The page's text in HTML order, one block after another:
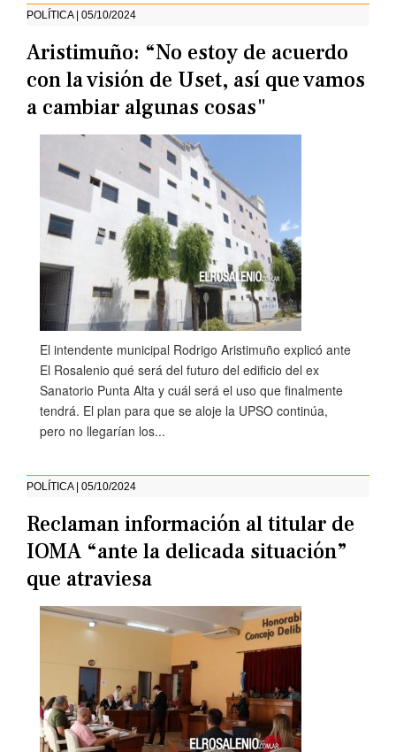
POLÍTICA | 05/10/2024
Aristimuño: “No estoy de acuerdo
con la visión de Uset, así que vamos
a cambiar algunas cosas"
El intendente municipal Rodrigo Aristimuño explicó ante
El Rosalenio qué será del futuro del edificio del ex
Sanatorio Punta Alta y cuál será el uso que finalmente
tendrá. El plan para que se aloje la UPSO continúa,
pero no llegarían los...
POLÍTICA | 05/10/2024
Reclaman información al titular de
IOMA “ante la delicada situación”
que atraviesa